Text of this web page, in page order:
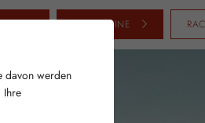
GUTSCHEINE
davon werden
Ihre